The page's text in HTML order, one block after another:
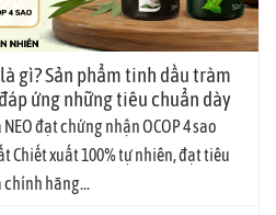
là gì? Sản phẩm tinh dầu tràm
ứng những tiêu chuẩn dày
đạt chứng nhận OCOP 4 sao
Chiết xuất 100% tự nhiên, đạt tiêu
chính hãng...